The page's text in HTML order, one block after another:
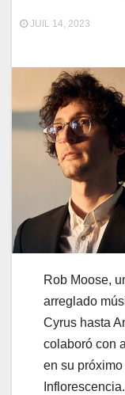
JUIL 14, 2023
Rob Moose,
arreglado
Cyrus hasta
colaboró ​​con
en su